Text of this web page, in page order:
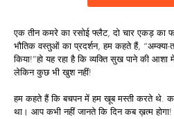
एक तीन कमरे का रसोई फ्लैट, दो चार एकड़ का
भौतिक वस्तुओं का प्रदर्शन, हम कहते हैं, “अम्क्या-
किया!”हो यह रहा है कि व्यक्ति सुख पाने की
लेकिन कुछ भी खुश नहीं!
हम कहते हैं कि बचपन में हम खूब मस्ती करते थे.
था। आप कभी नहीं जानते कि दिन कब ख़त्म होगा!